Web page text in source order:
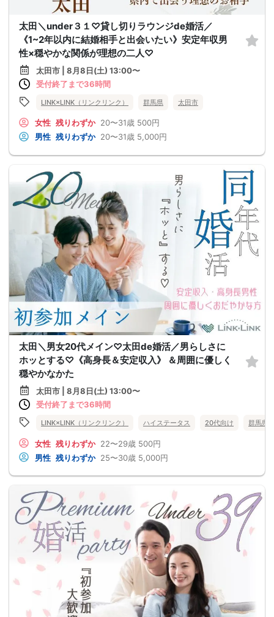
太田＼under３１♡貸し切りラウンジde婚活／
《1~2年以内に結婚相手と出会いたい》安定年収男
性×穏やかな関係が理想の二人♡
太田市 | 8月8日(土) 13:00〜
受付終了まで36時間
LINK×LINK（リンクリンク） 群馬県 太田市
女性 残りわずか 20〜31歳 500円
男性 残りわずか 20〜31歳 5,000円
太田＼男女20代メイン♡太田de婚活／男らしさに
ホッとする♡《高身長＆安定収入》 ＆周囲に優しく
穏やかなかた
太田市 | 8月8日(土) 13:00〜
受付終了まで36時間
LINK×LINK（リンクリンク） ハイステータス 20代向け 群馬県
女性 残りわずか 22〜29歳 500円
男性 残りわずか 25〜30歳 5,000円